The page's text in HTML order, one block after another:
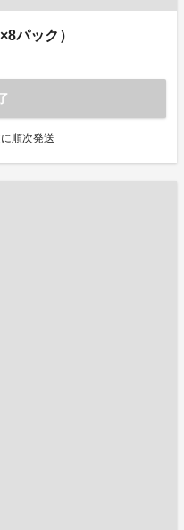
パック）
順次発送